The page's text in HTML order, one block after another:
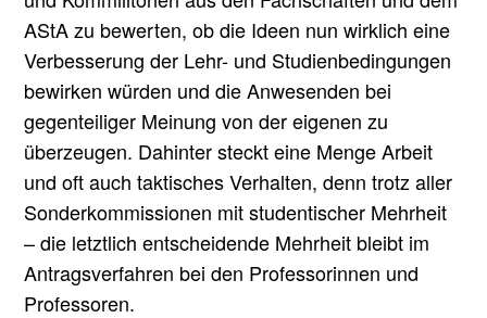
AStA zu bewerten, ob die Ideen nun wirklich eine
Verbesserung der Lehr- und Studienbedingungen
bewirken würden und die Anwesenden bei
gegenteiliger Meinung von der eigenen zu
überzeugen. Dahinter steckt eine Menge Arbeit
und oft auch taktisches Verhalten, denn trotz aller
Sonderkommissionen mit studentischer Mehrheit
– die letztlich entscheidende Mehrheit bleibt im
Antragsverfahren bei den Professorinnen und
Professoren.